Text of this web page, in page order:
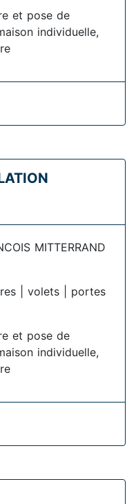
et pose de
individuelle,
MITTERRAND
| volets | portes
et pose de
individuelle,